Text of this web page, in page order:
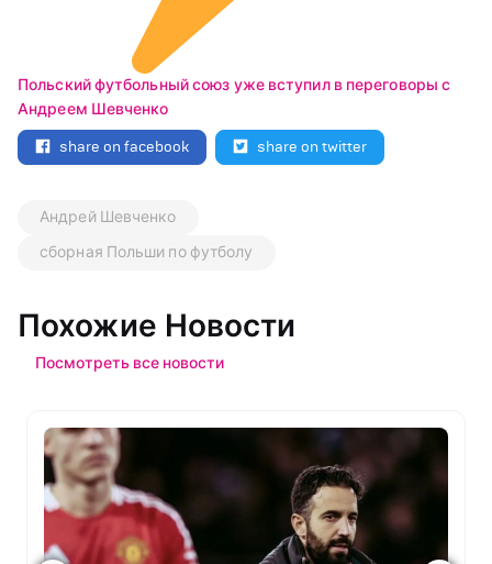
Польский футбольный союз уже вступил в переговоры с
Андреем Шевченко
share on facebook
share on twitter
Андрей Шевченко
сборная Польши по футболу
Похожие Новости
Посмотреть все новости